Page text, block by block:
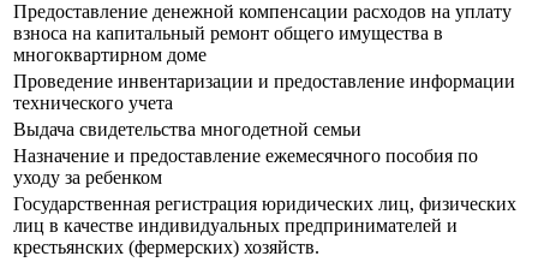
Предоставление денежной компенсации расходов на уплату
взноса на капитальный ремонт общего имущества в
многоквартирном доме
Проведение инвентаризации и предоставление информации
технического учета
Выдача свидетельства многодетной семьи
Назначение и предоставление ежемесячного пособия по
уходу за ребенком
Государственная регистрация юридических лиц, физических
лиц в качестве индивидуальных предпринимателей и
крестьянских (фермерских) хозяйств.